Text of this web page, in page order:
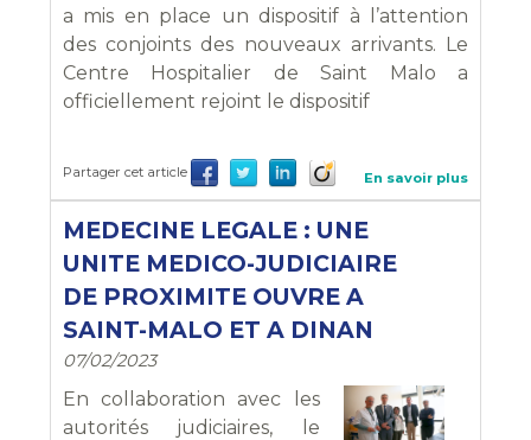
a mis en place un dispositif à l’attention
des conjoints des nouveaux arrivants. Le
Centre Hospitalier de Saint Malo a
officiellement rejoint le dispositif
Partager cet article En savoir plus
MEDECINE LEGALE : UNE
UNITE MEDICO-JUDICIAIRE
DE PROXIMITE OUVRE A
SAINT-MALO ET A DINAN
07/02/2023
En collaboration avec les
autorités judiciaires, le